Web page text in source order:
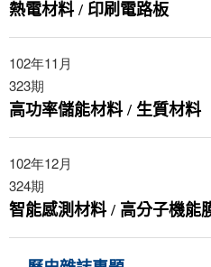
熱電材料 / 印刷電路板
102年11月
323期
高功率儲能材料 / 生質材料
102年12月
324期
智能感測材料 / 高分子機能